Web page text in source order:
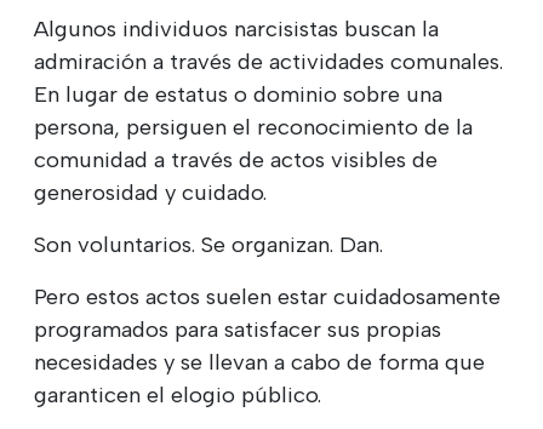
Algunos individuos narcisistas buscan la
admiración a través de actividades comunales.
En lugar de estatus o dominio sobre una
persona, persiguen el reconocimiento de la
comunidad a través de actos visibles de
generosidad y cuidado.
Son voluntarios. Se organizan. Dan.
Pero estos actos suelen estar cuidadosamente
programados para satisfacer sus propias
necesidades y se llevan a cabo de forma que
garanticen el elogio público.